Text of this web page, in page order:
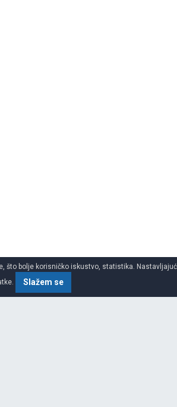
bolje korisničko iskustvo, statistika.
Slažem se